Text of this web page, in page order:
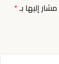
إليها بـ*